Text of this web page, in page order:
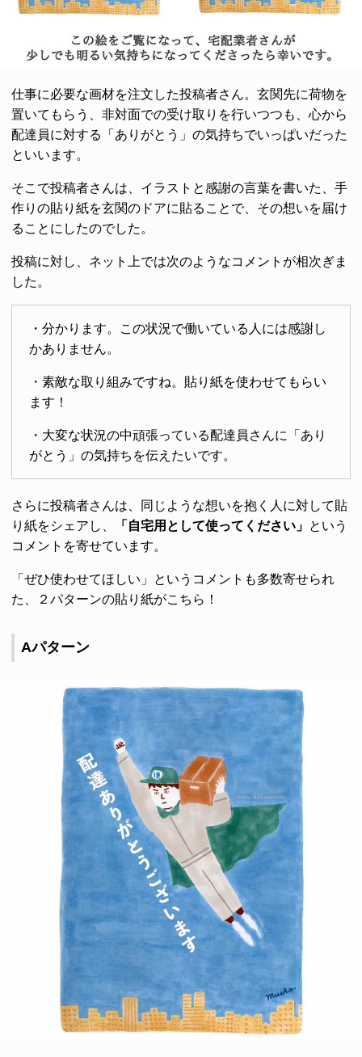
仕事に必要な画材を注文した投稿者さん。玄関先に荷物を
置いてもらう、非対面での受け取りを行いつつも、心から
配達員に対する「ありがとう」の気持ちでいっぱいだった
といいます。
そこで投稿者さんは、イラストと感謝の言葉を書いた、手
作りの貼り紙を玄関のドアに貼ることで、その想いを届け
ることにしたのでした。
投稿に対し、ネット上では次のようなコメントが相次ぎま
した。
・分かります。この状況で働いている人には感謝し
かありません。
・素敵な取り組みですね。貼り紙を使わせてもらい
ます！
・大変な状況の中頑張っている配達員さんに「あり
がとう」の気持ちを伝えたいです。
さらに投稿者さんは、同じような想いを抱く人に対して貼
り紙をシェアし、
「自宅用として使ってください」 という
コメントを寄せています。
「ぜひ使わせてほしい」というコメントも多数寄せられ
た、２パターンの貼り紙がこちら！
Aパターン